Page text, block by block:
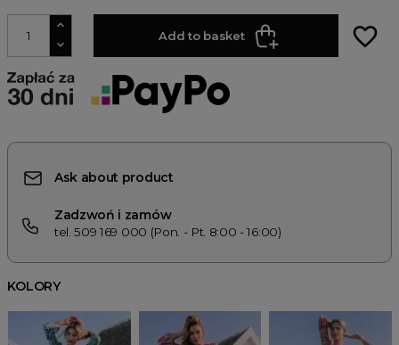
Add to basket favorite_border
Ask about product
Zadzwoń i zamów
tel. 509 169 000 (Pon. - Pt. 8:00 - 16:00)
KOLORY